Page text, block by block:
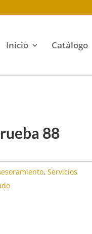
Inicio Catálogo
88
,Servicios